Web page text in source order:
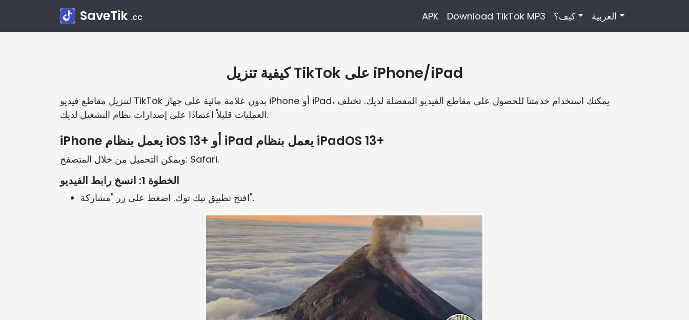
SaveTik .cc APK Download TikTok MP3 كيف؟ العربية
كيفية تنزيل TikTok على iPhone/iPad
لتنزيل مقاطع فيديو TikTok بدون علامة مائية على جهاز iPhone أو iPad، يمكنك استخدام خدمتنا للحصول على مقاطع الفيديو المفضلة لديك. تختلف
العمليات قليلاً اعتمادًا على إصدارات نظام التشغيل لديك.
iPhone يعمل بنظام iOS 13+ أو iPad يعمل بنظام iPadOS 13+
ويمكن التحميل من خلال المتصفح: Safari.
الخطوة 1: انسخ رابط الفيديو
افتح تطبيق تيك توك. اضغط على زر "مشاركة".